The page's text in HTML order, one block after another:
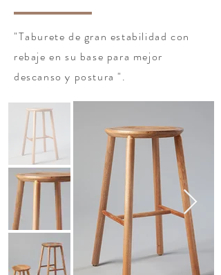
"Taburete de gran estabilidad con
rebaje en su base para mejor
descanso y postura ".